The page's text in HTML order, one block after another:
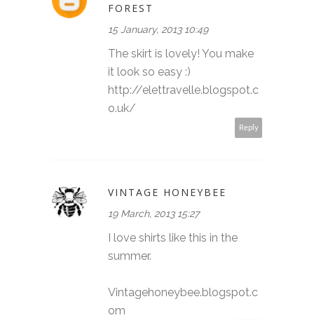
FOREST
15 January, 2013 10:49
The skirt is lovely! You make
it look so easy :)
http://elettravelle.blogspot.c
o.uk/
Reply
VINTAGE HONEYBEE
19 March, 2013 15:27
I love shirts like this in the
summer.
Vintagehoneybee.blogspot.c
om